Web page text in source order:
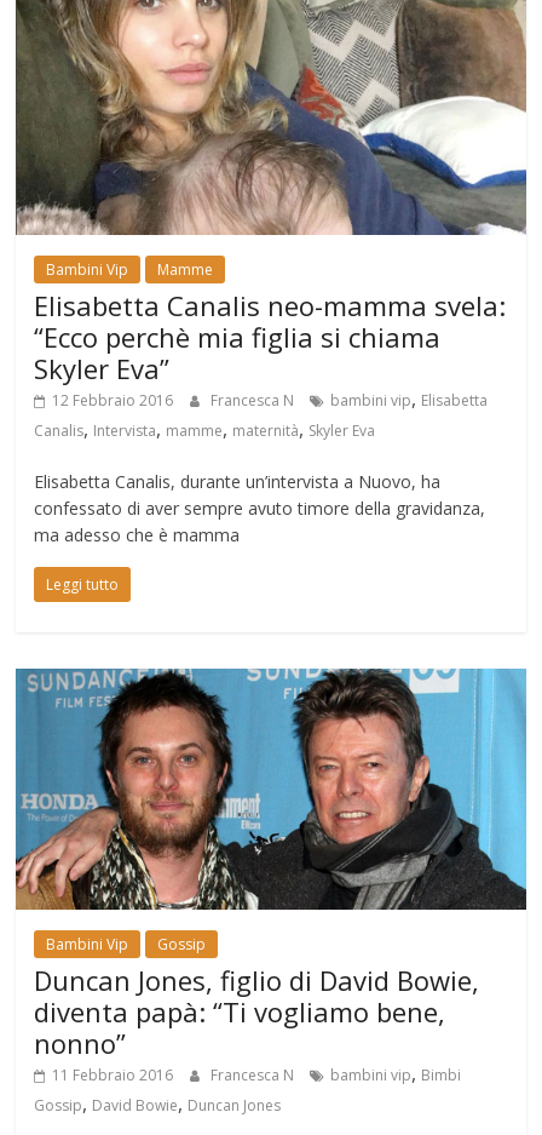
Bambini Vip Mamme
Elisabetta Canalis neo-mamma svela:
“Ecco perchè mia figlia si chiama
Skyler Eva”
12 Febbraio 2016 Francesca N bambini vip, Elisabetta
Canalis, Intervista, mamme, maternità, Skyler Eva
Elisabetta Canalis, durante un’intervista a Nuovo, ha
confessato di aver sempre avuto timore della gravidanza,
ma adesso che è mamma
Leggi tutto
Bambini Vip Gossip
Duncan Jones, figlio di David Bowie,
diventa papà: “Ti vogliamo bene,
nonno”
11 Febbraio 2016 Francesca N bambini vip, Bimbi
Gossip, David Bowie, Duncan Jones